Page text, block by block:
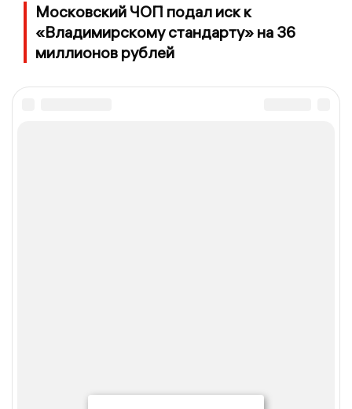
Московский ЧОП подал иск к
«Владимирскому стандарту» на 36
миллионов рублей